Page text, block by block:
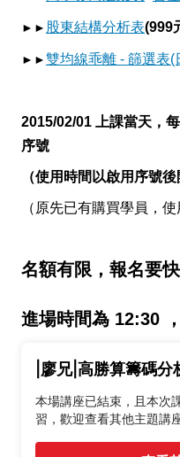
►► 股東結構分析表(999
►►雙均線乖離 - 篩選表(
2015/02/01 上課當天，
序號
（使用時間以啟用序號後
（原先已有購買學員，
名額有限，報名要快
進場時間為 12:30
|廖兄|高勝算籌碼分
本場講座已結束，且本次
習，歡迎查看其他主題講